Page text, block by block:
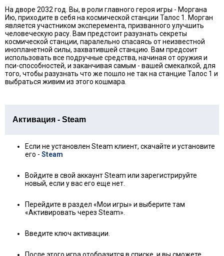
На дворе 2032 год. Вы, в роли главного героя игры - Моргана
Ию, приходите в себя на космической станции Талос 1. Морган
является участником эксперемента, призванного улучшить
человеческую расу. Вам предстоит разузнать секреты
космической станции, паралельно спасаясь от неизвестной
инопланетной силы, захватившей станцию. Вам предсоит
использовать все подручные средства, начиная от оружия и
пси-способностей, и заканчивая самым - вашей смекалкой, для
того, чтобы разузнать что же пошло не так на станцие Талос 1 и
выбраться живим из этого кошмара.
Активация - Steam
Если не установлен Steam клиент, скачайте и установите
его - Steam
Войдите в свой аккаунт Steam или зарегистрируйте
новый, если у вас его еще нет.
Перейдите в раздел «Мои игры» и выберите там
«Активировать через Steam».
Введите ключ активации.
После этого игра отобразится в списке, и вы сможете